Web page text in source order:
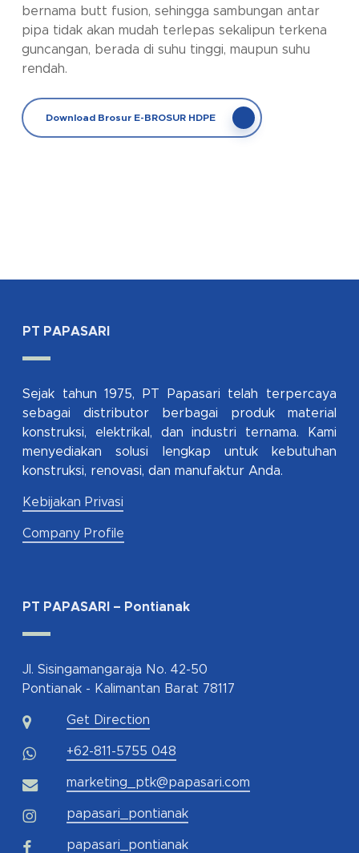
bernama butt fusion, sehingga sambungan antar
pipa tidak akan mudah terlepas sekalipun terkena
guncangan, berada di suhu tinggi, maupun suhu
rendah.
Download Brosur E-BROSUR HDPE
PT PAPASARI
Sejak tahun 1975, PT Papasari telah terpercaya
sebagai distributor berbagai produk material
konstruksi, elektrikal, dan industri ternama. Kami
menyediakan solusi lengkap untuk kebutuhan
konstruksi, renovasi, dan manufaktur Anda.
Kebijakan Privasi
Company Profile
PT PAPASARI – Pontianak
Jl. Sisingamangaraja No. 42-50
Pontianak - Kalimantan Barat 78117
Get Direction
+62-811-5755 048
marketing_ptk@papasari.com
papasari_pontianak
papasari_pontianak